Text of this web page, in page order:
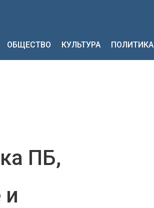
ОБЩЕСТВО КУЛЬТУРА ПОЛИТИКА
ПБ,
и